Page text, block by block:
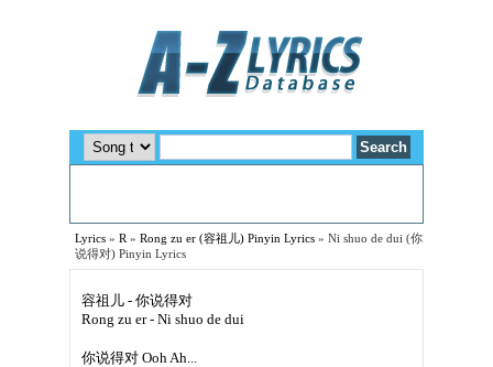
Lyrics » R » Rong zu er (容祖儿) Pinyin Lyrics » Ni shuo de dui (你
说得对) Pinyin Lyrics
容祖儿 - 你说得对
Rong zu er - Ni shuo de dui
你说得对 Ooh Ah...